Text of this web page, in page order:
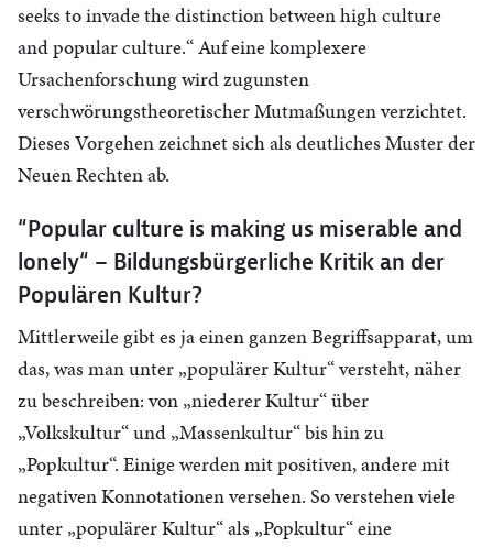
seeks to invade the distinction between high culture
and popular culture.“ Auf eine komplexere
Ursachenforschung wird zugunsten
verschwörungstheoretischer Mutmaßungen verzichtet.
Dieses Vorgehen zeichnet sich als deutliches Muster der
Neuen Rechten ab.
“Popular culture is making us miserable and
lonely“ – Bildungsbürgerliche Kritik an der
Populären Kultur?
Mittlerweile gibt es ja einen ganzen Begriffsapparat, um
das, was man unter „populärer Kultur“ versteht, näher
zu beschreiben: von „niederer Kultur“ über
„Volkskultur“ und „Massenkultur“ bis hin zu
„Popkultur“. Einige werden mit positiven, andere mit
negativen Konnotationen versehen. So verstehen viele
unter „populärer Kultur“ als „Popkultur“ eine